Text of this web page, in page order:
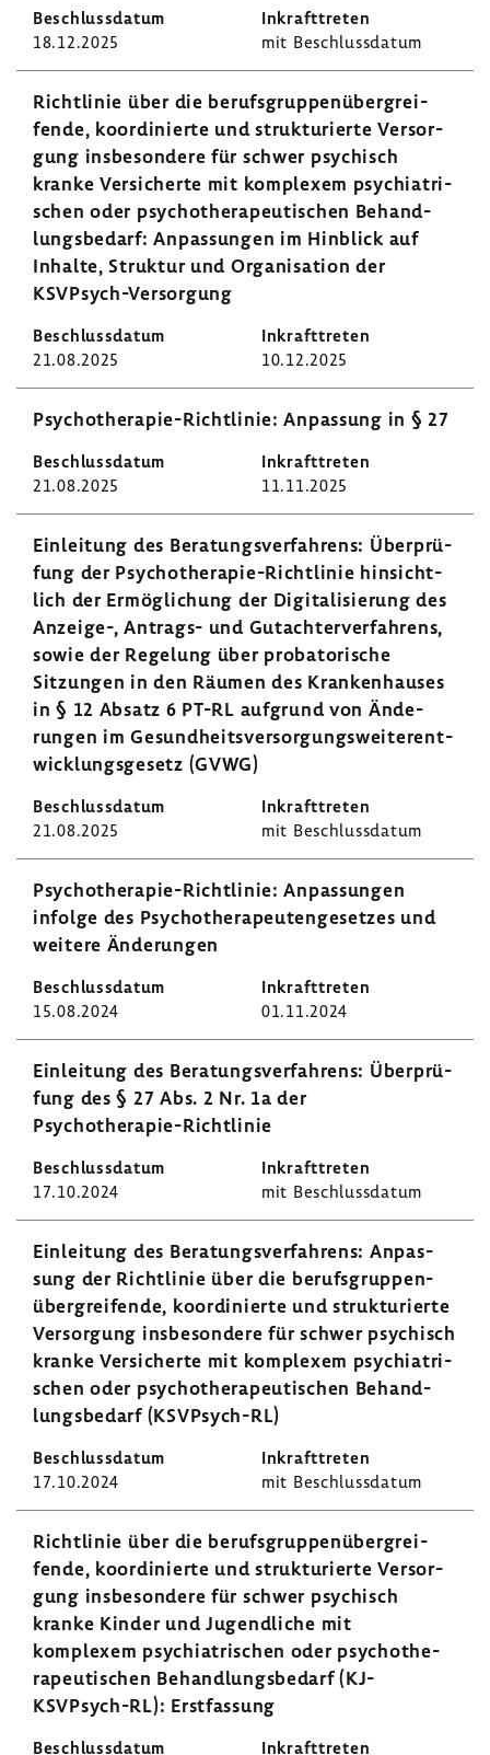
18.12.2025 mit Beschluss­datum
Richt­linie über die berufs­grup­pen­über­grei­
fende, koor­di­nierte und struk­tu­rierte Versor­
gung insbe­son­dere für schwer psychisch
kranke Versi­cherte mit komplexem psych­ia­tri­
schen oder psycho­the­ra­peu­ti­schen Behand­
lungs­be­darf: Anpas­sungen im Hinblick auf
Inhalte, Struktur und Orga­ni­sa­tion der
KSVPsych-​Versorgung
21.08.2025 10.12.2025
Psychotherapie-​Richtlinie: Anpas­sung in § 27
21.08.2025 11.11.2025
Einlei­tung des Bera­tungs­ver­fah­rens: Über­prü­
fung der Psychotherapie-​Richtlinie hinsicht­
lich der Ermög­li­chung der Digi­ta­li­sie­rung des
Anzeige-​, Antrags-​ und Gutach­ter­ver­fah­rens,
sowie der Rege­lung über proba­to­ri­sche
Sitzungen in den Räumen des Kran­ken­hauses
in § 12 Absatz 6 PT-RL aufgrund von Ände­
rungen im Gesund­heits­ver­sor­gungs­wei­ter­ent­
wick­lungs­ge­setz (GVWG)
21.08.2025 mit Beschluss­datum
Psychotherapie-​Richtlinie: Anpas­sungen
infolge des Psycho­the­ra­peu­ten­ge­setzes und
weitere Ände­rungen
15.08.2024 01.11.2024
Einlei­tung des Bera­tungs­ver­fah­rens: Über­prü­
fung des § 27 Abs. 2 Nr. 1a der
Psychotherapie-​Richtlinie
17.10.2024 mit Beschluss­datum
Einlei­tung des Bera­tungs­ver­fah­rens: Anpas­
sung der Richt­linie über die berufs­grup­pen­
über­grei­fende, koor­di­nierte und struk­tu­rierte
Versor­gung insbe­son­dere für schwer psychisch
kranke Versi­cherte mit komplexem psych­ia­tri­
schen oder psycho­the­ra­peu­ti­schen Behand­
lungs­be­darf (KSVPsych-​RL)
17.10.2024 mit Beschluss­datum
Richt­linie über die berufs­grup­pen­über­grei­
fende, koor­di­nierte und struk­tu­rierte Versor­
gung insbe­son­dere für schwer psychisch
kranke Kinder und Jugend­liche mit
komplexem psych­ia­tri­schen oder psycho­the­
ra­peu­ti­schen Behand­lungs­be­darf (KJ-​
KSVPsych-RL): Erst­fas­sung